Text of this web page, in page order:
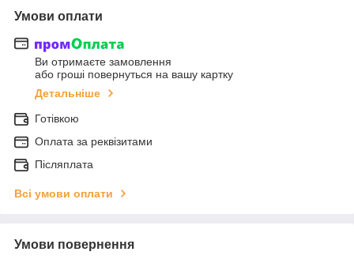
Умови оплати
Ви отримаєте замовлення
або гроші повернуться на вашу картку
Детальніше
Готівкою
Оплата за реквізитами
Післяплата
Всі умови оплати
Умови повернення